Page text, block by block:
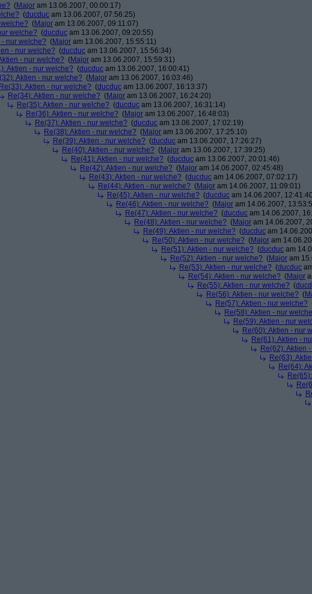
(Major am 13.06.2007, 00:00:17)
(ducduc am 13.06.2007, 07:56:25)
(Major am 13.06.2007, 09:11:07)
welche? (ducduc am 13.06.2007, 09:20:55)
- nur welche? (Major am 13.06.2007, 15:55:11)
- nur welche? (ducduc am 13.06.2007, 15:56:34)
- nur welche? (Major am 13.06.2007, 15:59:31)
Aktien - nur welche? (ducduc am 13.06.2007, 16:00:41)
Aktien - nur welche? (Major am 13.06.2007, 16:03:46)
Re(33): Aktien - nur welche? (ducduc am 13.06.2007, 16:13:37)
Re(34): Aktien - nur welche? (Major am 13.06.2007, 16:24:20)
Re(35): Aktien - nur welche? (ducduc am 13.06.2007, 16:31:14)
Re(36): Aktien - nur welche? (Major am 13.06.2007, 16:48:03)
Re(37): Aktien - nur welche? (ducduc am 13.06.2007, 17:02:19)
Re(38): Aktien - nur welche? (Major am 13.06.2007, 17:25:10)
Re(39): Aktien - nur welche? (ducduc am 13.06.2007, 17:26:27)
Re(40): Aktien - nur welche? (Major am 13.06.2007, 17:39:25)
Re(41): Aktien - nur welche? (ducduc am 13.06.2007, 20:01:46)
Re(42): Aktien - nur welche? (Major am 14.06.2007, 02:45:48)
Re(43): Aktien - nur welche? (ducduc am 14.06.2007, 07:02:17)
Re(44): Aktien - nur welche? (Major am 14.06.2007, 11:09:01)
Re(45): Aktien - nur welche? (ducduc am 14.06.2007,
Re(46): Aktien - nur welche? (Major am 14.06.2007,
Re(47): Aktien - nur welche? (ducduc am 14.06.2007,
Re(48): Aktien - nur welche? (Major am 14.06.2007,
Re(49): Aktien - nur welche? (ducduc am
Re(50): Aktien - nur welche? (Major am
Re(51): Aktien - nur welche? (ducduc am
Re(52): Aktien - nur welche? (Major am
Re(53): Aktien - nur welche? (ducduc
Re(54): Aktien - nur welche? (Major
Re(55): Aktien - nur welche? (
Re(56): Aktien - nur welche? (
Re(57): Aktien - nur welche?
Re(58): Aktien - nur
Re(59): Aktien - nur
Re(60): Aktien - nur
Re(61): Aktien -
Re(62): Aktien
Re(63):
Re(64):